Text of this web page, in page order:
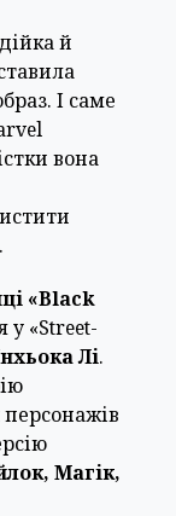
й
І саме
вона
«Black
у «Street-
Лі.
Магік,